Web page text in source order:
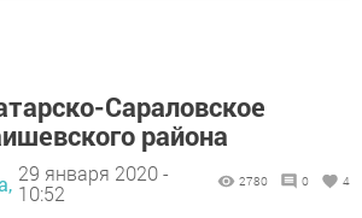
Сараловское
района
29 января 2020 -
10:52
2780 0 4